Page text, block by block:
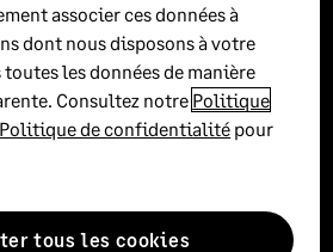
Xavier Combe
associer ces données à
dont nous disposons à votre
les données de manière
Consultez notre Politique
Politique de confidentialité pour
tous les cookies